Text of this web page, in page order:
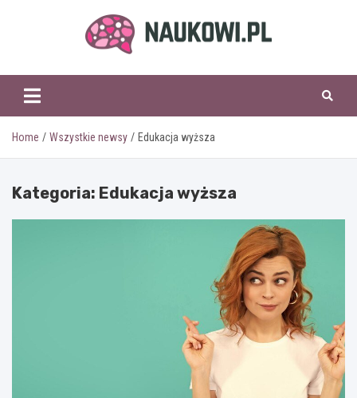
naukowi.pl
Home Wszystkie newsy Edukacja wyższa
Kategoria: Edukacja wyższa